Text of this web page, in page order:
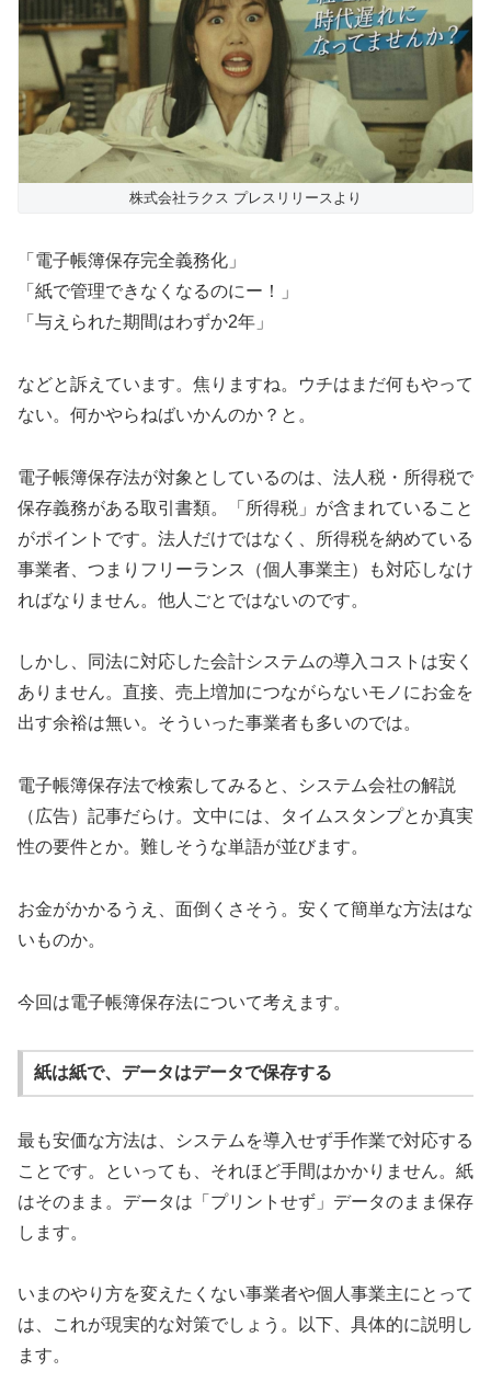
株式会社ラクス プレスリリースより
「電子帳簿保存完全義務化」
「紙で管理できなくなるのにー！」
「与えられた期間はわずか2年」
などと訴えています。焦りますね。ウチはまだ何もやって
ない。何かやらねばいかんのか？と。
電子帳簿保存法が対象としているのは、法人税・所得税で
保存義務がある取引書類。「所得税」が含まれていること
がポイントです。法人だけではなく、所得税を納めている
事業者、つまりフリーランス（個人事業主）も対応しなけ
ればなりません。他人ごとではないのです。
しかし、同法に対応した会計システムの導入コストは安く
ありません。直接、売上増加につながらないモノにお金を
出す余裕は無い。そういった事業者も多いのでは。
電子帳簿保存法で検索してみると、システム会社の解説
（広告）記事だらけ。文中には、タイムスタンプとか真実
性の要件とか。難しそうな単語が並びます。
お金がかかるうえ、面倒くさそう。安くて簡単な方法はな
いものか。
今回は電子帳簿保存法について考えます。
紙は紙で、データはデータで保存する
最も安価な方法は、システムを導入せず手作業で対応する
ことです。といっても、それほど手間はかかりません。紙
はそのまま。データは「プリントせず」データのまま保存
します。
いまのやり方を変えたくない事業者や個人事業主にとって
は、これが現実的な対策でしょう。以下、具体的に説明し
ます。